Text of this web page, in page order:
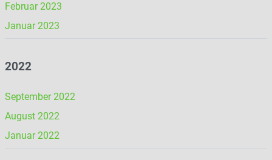
Februar 2023
Januar 2023
2022
September 2022
August 2022
Januar 2022